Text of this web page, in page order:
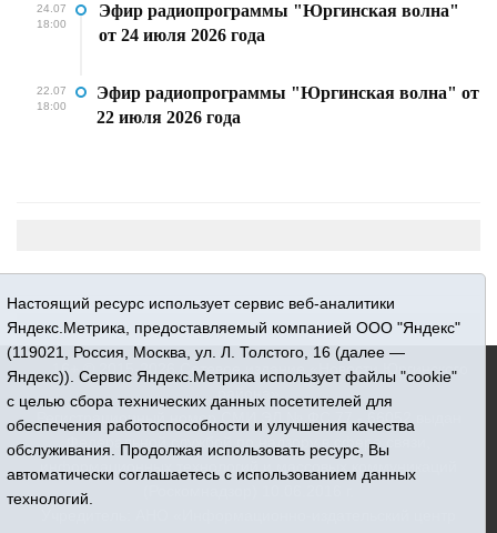
24.07
18:00
Эфир радиопрограммы "Юргинская волна"
от 24 июля 2026 года
22.07
18:00
Эфир радиопрограммы "Юргинская волна" от
22 июля 2026 года
16+ © 2015-2026 Сетевое издание «Новости Юргинского
Регистрационный номер СМИ ЭЛ № ФС 77 - 66052 выдан
Федеральной службой по надзору в сфере связи,
Настоящий ресурс использует сервис веб-аналитики
Яндекс.Метрика, предоставляемый компанией ООО "Яндекс"
(119021, Россия, Москва, ул. Л. Толстого, 16 (далее —
Яндекс)). Сервис Яндекс.Метрика использует файлы "cookie"
с целью сбора технических данных посетителей для
обеспечения работоспособности и улучшения качества
обслуживания. Продолжая использовать ресурс, Вы
автоматически соглашаетесь с использованием данных
технологий.